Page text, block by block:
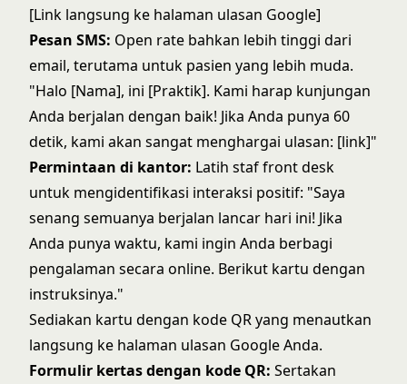
[Link langsung ke halaman ulasan Google]
Pesan SMS: Open rate bahkan lebih tinggi dari
email, terutama untuk pasien yang lebih muda.
"Halo [Nama], ini [Praktik]. Kami harap kunjungan
Anda berjalan dengan baik! Jika Anda punya 60
detik, kami akan sangat menghargai ulasan: [link]"
Permintaan di kantor: Latih staf front desk
untuk mengidentifikasi interaksi positif: "Saya
senang semuanya berjalan lancar hari ini! Jika
Anda punya waktu, kami ingin Anda berbagi
pengalaman secara online. Berikut kartu dengan
instruksinya."
Sediakan kartu dengan kode QR yang menautkan
langsung ke halaman ulasan Google Anda.
Formulir kertas dengan kode QR: Sertakan